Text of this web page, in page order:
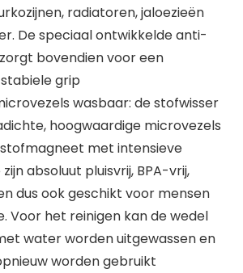
radiatoren, jaloezieën
De speciaal ontwikkelde anti-
bovendien voor een
grip
wasbaar: de stofwisser
hoogwaardige microvezels
met intensieve
absoluut pluisvrij, BPA-vrij,
dus ook geschikt voor mensen
Voor het reinigen kan de wedel
water worden uitgewassen en
worden gebruikt